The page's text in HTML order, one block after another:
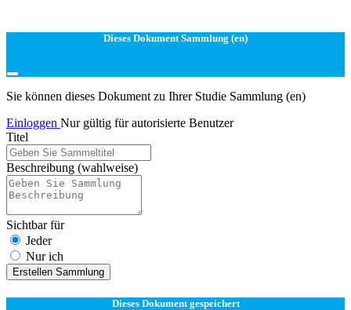
Dieses Dokument Sammlung (en)
Sie können dieses Dokument zu Ihrer Studie Sammlung (en)
Einloggen Nur gültig für autorisierte Benutzer
Titel
Beschreibung (wahlweise)
Sichtbar für
Jeder
Nur ich
Erstellen Sammlung
Dieses Dokument gespeichert